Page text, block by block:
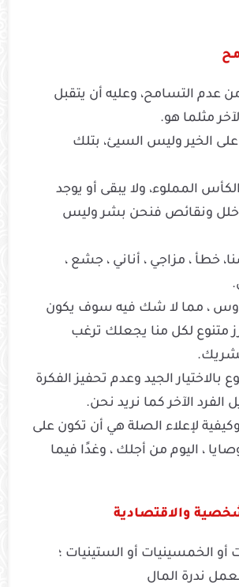
عدم التسامح، وعليه أن يتقبل
مثلما هو.
الخير وليس السيئ، بتلك
و انظر إلى 1/2 الكأس المملوء، ولا يبقى أو يوجد
ونقائص فنحن بشر وليس
خطأ ، مزاجي ، أناني ، جشع ،
، مما لا شك فيه سوف يكون
متنوع لكل منا يجعلك ترغب
الجيد وعدم تحفيز الفكرة
الفرد الآخر كما نريد نحن.
لإعلاء الصلة هي أن تكون على
، اليوم من أجلك ، وغدًا فيما
أو الخمسينيات أو الستينيات ؛
ندرة المال